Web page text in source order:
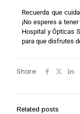
Recuerda que
¡No esperes a
Hospital y Ópticas
para que disfrutes
Share
Related posts